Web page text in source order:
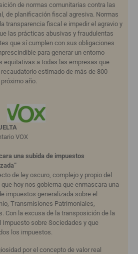
de normas comunitarias contra las
de planificación fiscal agresiva. Normas
transparencia fiscal e impedir el agravio y
las prácticas abusivas y fraudulentas
que sí cumplen con sus obligaciones
para generar un entorno
equitativas a todas las empresas que
estimado de más de 800
año.
VOX
una subida de impuestos
de ley oscuro, complejo y propio del
que hoy nos gobierna que enmascara una
impuestos generalizada sobre el
Transmisiones Patrimoniales,
Con la excusa de la transposición de la
sobre Sociedades y que
los impuestos.
por el concepto de valor real